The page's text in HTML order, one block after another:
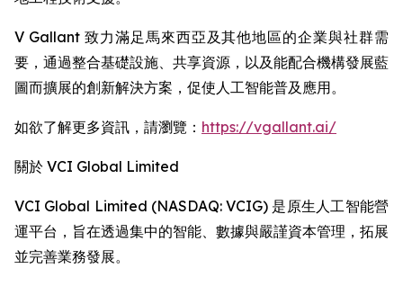
V Gallant 致力滿足馬來西亞及其他地區的企業與社群需
要，通過整合基礎設施、共享資源，以及能配合機構發展藍
圖而擴展的創新解決方案，促使人工智能普及應用。
如欲了解更多資訊，請瀏覽： https://vgallant.ai/
關於 VCI Global Limited
VCI Global Limited (NASDAQ: VCIG) 是原生人工智能營
運平台，旨在透過集中的智能、數據與嚴謹資本管理，拓展
並完善業務發展。